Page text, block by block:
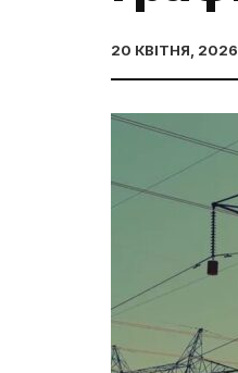
20 КВІТНЯ, 2026